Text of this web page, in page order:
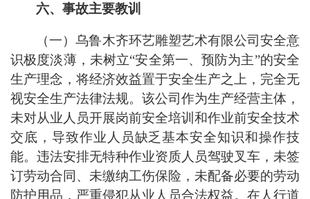
六、事故主要教训
（一）乌鲁木齐环艺雕塑艺术有限公司安全意
识极度淡薄，未树立“安全第一、预防为主”的安全
生产理念，将经济效益置于安全生产之上，完全无
视安全生产法律法规。该公司作为生产经营主体，
未对从业人员开展岗前安全培训和作业前安全技术
交底，导致作业人员缺乏基本安全知识和操作技
能。违法安排无特种作业资质人员驾驶叉车，未签
订劳动合同、未缴纳工伤保险，未配备必要的劳动
防护用品，严重侵犯从业人员合法权益。在人行道